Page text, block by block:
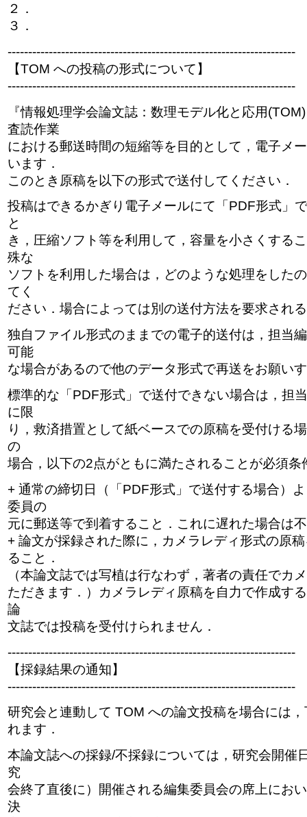
２．
３．
----------------------------------------------------------------------
【TOM への投稿の形式について】
----------------------------------------------------------------------
『情報処理学会論文誌：数理モデル化と応用
査読作業
における郵送時間の短縮等を目的として，電子メ
います．
このとき原稿を以下の形式で送付してください．
投稿はできるかぎり電子メールにて「PDF形式」
と
き，圧縮ソフト等を利用して，容量を小さくする
殊な
ソフトを利用した場合は，どのような処理をした
てく
ださい．場合によっては別の送付方法を要求され
独自ファイル形式のままでの電子的送付は，担当
可能
な場合があるので他のデータ形式で再送をお願い
標準的な「PDF形式」で送付できない場合は，担
に限
り，救済措置として紙ベースでの原稿を受付ける
の
場合，以下の2点がともに満たされることが必須条
+ 通常の締切日（「PDF形式」で送付する場合）
委員の
元に郵送等で到着すること．これに遅れた場合は
+ 論文が採録された際に，カメラレディ形式の原
ること．
（本論文誌では写植は行なわず，著者の責任でカ
ただきます．）カメラレディ原稿を自力で作成す
論
文誌では投稿を受付けられません．
----------------------------------------------------------------------
【採録結果の通知】
----------------------------------------------------------------------
研究会と連動して TOM への論文投稿を場合には
れます．
本論文誌への採録/不採録については，研究会開催
究
会終了直後に）開催される編集委員会の席上にお
決